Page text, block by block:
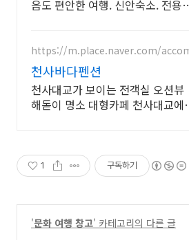
음도 편안한 여행. 신안숙소. 전용
https://m.place.naver.com/
천사바다펜션
천사대교가 보이는 전객실 오션뷰
해돋이 명소 대형카페 천사대교에
1 구독하기
'문화 여행 창고' 카테고리의 다른 글